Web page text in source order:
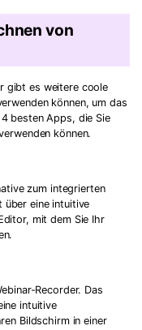
von
gibt es weitere coole
können, um das
besten Apps, die Sie
können.
zum integrierten
über eine intuitive
mit dem Sie Ihr
Recorder. Das
intuitive
Bildschirm in einer